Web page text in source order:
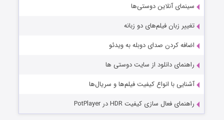
سینمای آنلاین دوستی‌ها
تغییر زبان فیلم‌های دو زبانه
اضافه کردن صدای دوبله به ویدئو
راهنمای دانلود از سایت دوستی ها
آشنایی با انواع کیفیت فیلم‌ها و سریال‌ها
راهنمای فعال سازی کیفیت HDR در PotPlayer